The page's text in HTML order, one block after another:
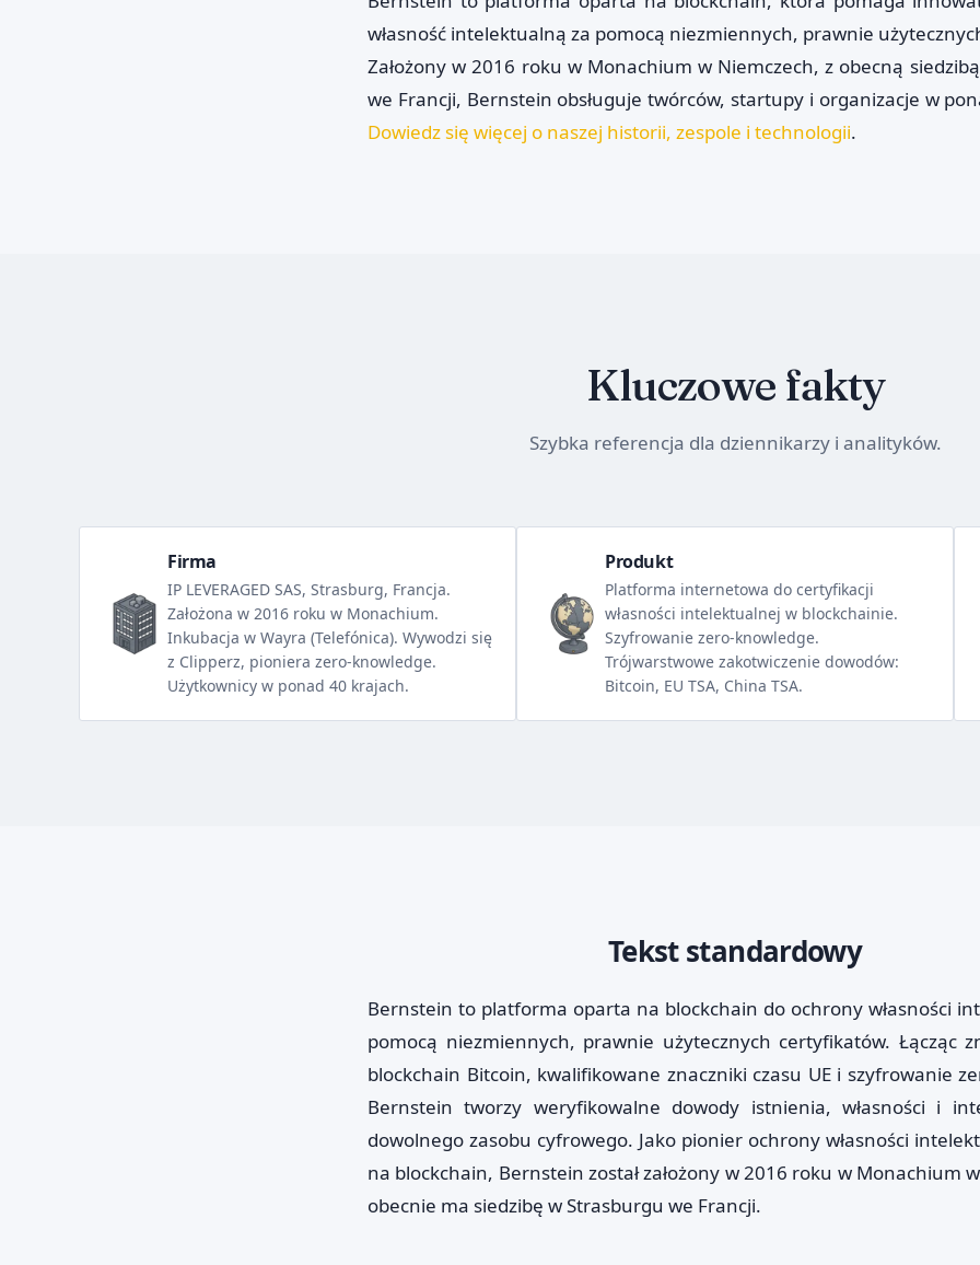
własność intelektualną za pomocą niezmiennych, prawnie
Założony w 2016 roku w Monachium w Niemczech, z obecną
we Francji, Bernstein obsługuje twórców, startupy i organizacje w
Dowiedz się więcej o naszej historii, zespole i technologii.
Kluczowe fakty
Szybka referencja dla dziennikarzy i analityków.
Firma
IP LEVERAGED SAS, Strasburg, Francja.
Założona w 2016 roku w Monachium.
Inkubacja w Wayra (Telefónica). Wywodzi się
z Clipperz, pioniera zero-knowledge.
Użytkownicy w ponad 40 krajach.
Produkt
Platforma internetowa do certyfikacji
własności intelektualnej w blockchainie.
Szyfrowanie zero-knowledge.
Trójwarstwowe zakotwiczenie dowodów:
Bitcoin, EU TSA, China TSA.
Tekst standardowy
Bernstein to platforma oparta na blockchain do ochrony własności
pomocą niezmiennych, prawnie użytecznych certyfikatów. Łącząc
blockchain Bitcoin, kwalifikowane znaczniki czasu UE i szyfrowanie
Bernstein tworzy weryfikowalne dowody istnienia, własności i
dowolnego zasobu cyfrowego. Jako pionier ochrony własności
na blockchain, Bernstein został założony w 2016 roku w Monachium
obecnie ma siedzibę w Strasburgu we Francji.